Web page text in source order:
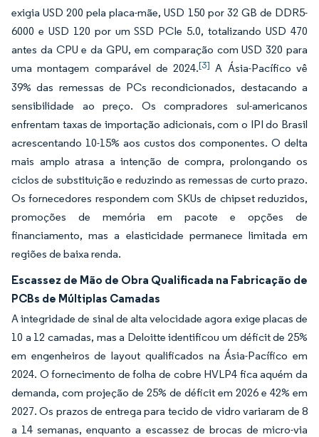
exigia USD 200 pela placa-mãe, USD 150 por 32 GB de DDR5-
6000 e USD 120 por um SSD PCIe 5.0, totalizando USD 470
antes da CPU e da GPU, em comparação com USD 320 para
uma montagem comparável de 2024.[3] A Ásia-Pacífico vê
39% das remessas de PCs recondicionados, destacando a
sensibilidade ao preço. Os compradores sul-americanos
enfrentam taxas de importação adicionais, com o IPI do Brasil
acrescentando 10-15% aos custos dos componentes. O delta
mais amplo atrasa a intenção de compra, prolongando os
ciclos de substituição e reduzindo as remessas de curto prazo.
Os fornecedores respondem com SKUs de chipset reduzidos,
promoções de memória em pacote e opções de
financiamento, mas a elasticidade permanece limitada em
regiões de baixa renda.
Escassez de Mão de Obra Qualificada na Fabricação de
PCBs de Múltiplas Camadas
A integridade de sinal de alta velocidade agora exige placas de
10 a 12 camadas, mas a Deloitte identificou um déficit de 25%
em engenheiros de layout qualificados na Ásia-Pacífico em
2024. O fornecimento de folha de cobre HVLP4 fica aquém da
demanda, com projeção de 25% de déficit em 2026 e 42% em
2027. Os prazos de entrega para tecido de vidro variaram de 8
a 14 semanas, enquanto a escassez de brocas de micro-via